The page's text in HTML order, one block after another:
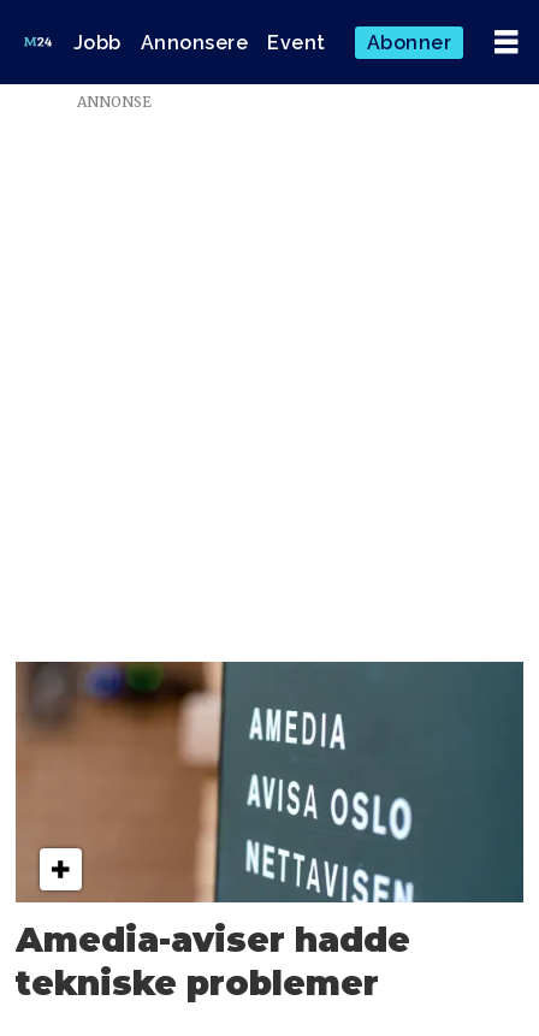
Jobb Annonsere Event Abonner
Emne:
ANNONSE
Amedia-aviser hadde
tekniske problemer